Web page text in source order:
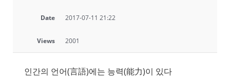
Date 2017-07-11 21:22
Views 2001
인간의 언어(言語)에는 능력(能力)이 있다